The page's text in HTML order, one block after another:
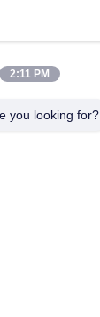
2:11 PM
you looking for?